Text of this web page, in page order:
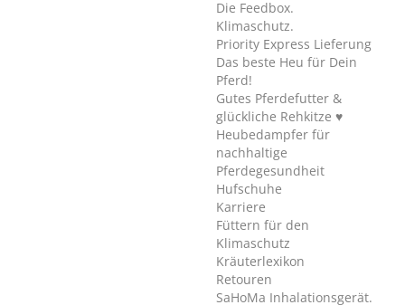
Die Feedbox.
Klimaschutz.
Priority Express Lieferung
Das beste Heu für Dein
Pferd!
Gutes Pferdefutter &
glückliche Rehkitze ♥
Heubedampfer für
nachhaltige
Pferdegesundheit
Hufschuhe
Karriere
Füttern für den
Klimaschutz
Kräuterlexikon
Retouren
SaHoMa Inhalationsgerät.